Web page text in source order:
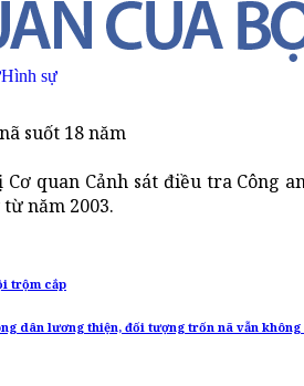
Hình sự
suốt 18 năm
quan Cảnh sát điều tra Công
năm 2003.
trộm cắp
dân lương thiện, đối tượng trốn nã vẫn